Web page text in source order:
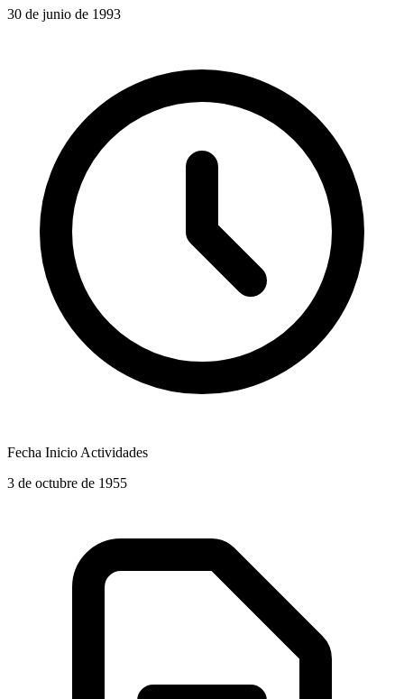
30 de junio de 1993
Fecha Inicio Actividades
3 de octubre de 1955